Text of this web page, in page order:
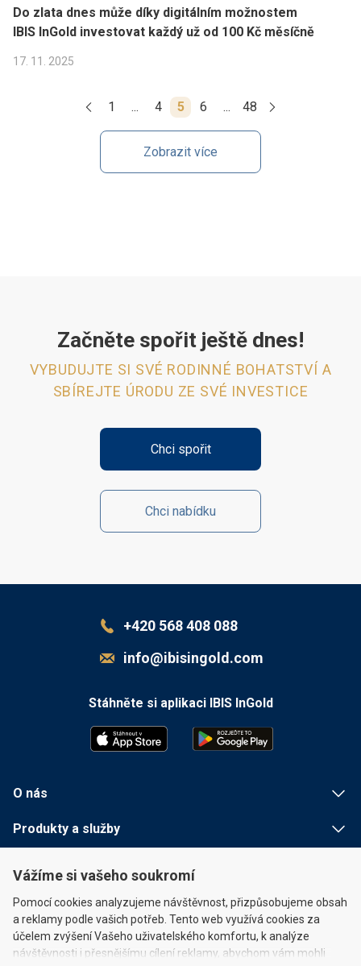
Vážíme si vašeho soukromí
Pomocí cookies analyzujeme návštěvnost, přizpůsobujeme obsah
a reklamy podle vašich potřeb. Tento web využívá cookies za
účelem zvýšení Vašeho uživatelského komfortu, k analýze
návštěvnosti i přesnějšímu cílení reklamy, abychom vám mohli
Do zlata dnes může díky digitálním možnostem
IBIS InGold investovat každý už od 100 Kč měsíčně
17. 11. 2025
1 ... 4 5 6 ... 48
Zobrazit více
Začněte spořit ještě dnes!
VYBUDUJTE SI SVÉ RODINNÉ BOHATSTVÍ A
SBÍREJTE ÚRODU ZE SVÉ INVESTICE
Chci spořit
Chci nabídku
+420 568 408 088
info@ibisingold.com
Stáhněte si aplikaci IBIS InGold
O nás
Produkty a služby
Rychlé odkazy